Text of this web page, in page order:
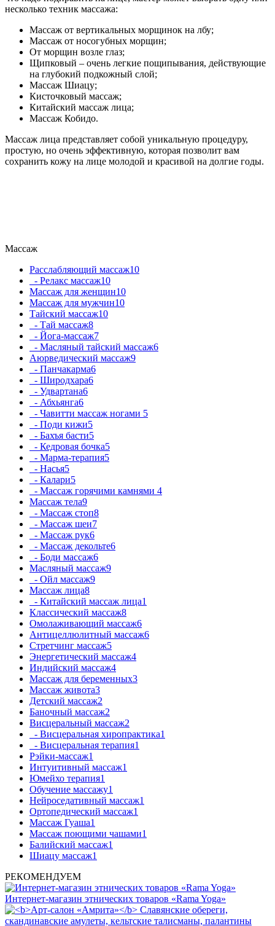
несколько техник массажа:
Массаж от вертикальных морщинок на лбу;
Массаж от носогубных морщин;
От морщин возле глаз;
Щипковый – очень легкие пощипывания, действующие
на глубокий подкожный слой;
Массаж Шиацу;
Кисточковый массаж;
Китайский массаж лица;
Массаж Кобидо.
Массаж лица представляет собой уникальную процедуру,
простую, но очень эффективную, которая позволит вам
сохранить кожу на лице молодой и красивой на долгие годы.
Массаж
Расслабляющий массаж10
- Релакс массаж10
Массаж для женщин10
Массаж для мужчин10
Тайский массаж10
- Тай массаж8
- Йога-массаж7
- Масляный тайский массаж6
Аюрведический массаж9
- Панчакарма6
- Широдхара6
- Удвартана6
- Абхьянга6
- Чавитти массаж ногами 5
- Поди кижи5
- Бахъя басти5
- Кедровая бочка5
- Марма-терапия5
- Насья5
- Калари5
- Массаж горячими камнями 4
Массаж тела9
- Массаж стоп8
- Массаж шеи7
- Массаж рук6
- Массаж декольте6
- Боди массаж6
Масляный массаж9
- Ойл массаж9
Массаж лица8
- Китайский массаж лица1
Классический массаж8
Омолаживающий массаж6
Антицеллюлитный массаж6
Стретчинг массаж5
Энергетический массаж4
Индийский массаж4
Массаж для беременных3
Массаж живота3
Детский массаж2
Баночный массаж2
Висцеральный массаж2
- Висцеральная хиропрактика1
- Висцеральная терапия1
Рэйки-массаж1
Интуитивный массаж1
Юмейхо терапия1
Обучение массажу1
Нейроседативный массаж1
Ортопедический массаж1
Массаж Гуаша1
Массаж поющими чашами1
Балийский массаж1
Шиацу массаж1
РЕКОМЕНДУЕМ
Интернет-магазин этнических товаров «Rama Yoga»